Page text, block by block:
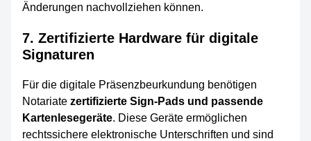
Änderungen nachvollziehen können.
7. Zertifizierte Hardware für digitale
Signaturen
Für die digitale Präsenzbeurkundung benötigen
Notariate zertifizierte Sign-Pads und passende
Kartenlesegeräte. Diese Geräte ermöglichen
rechtssichere elektronische Unterschriften und sind